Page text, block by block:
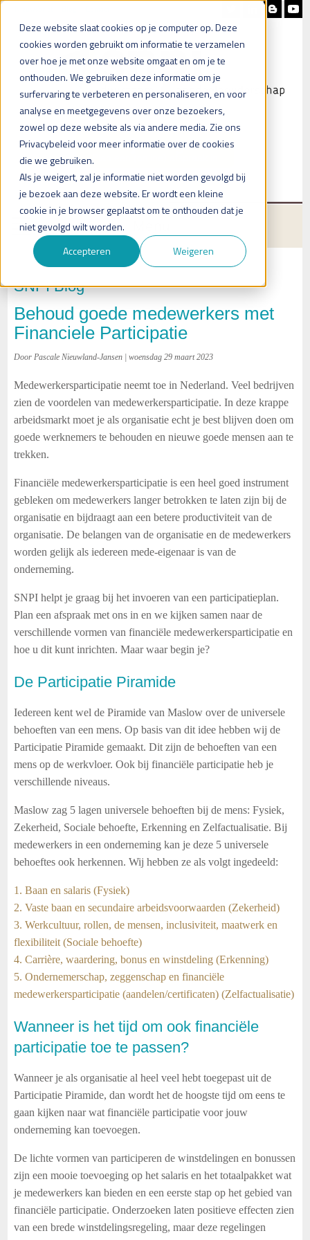
Deze website slaat cookies op je computer op. Deze
cookies worden gebruikt om informatie te verzamelen
over hoe je met onze website omgaat en om je te
onthouden. We gebruiken deze informatie om je
surfervaring te verbeteren en personaliseren, en voor
analyse en meetgegevens over onze bezoekers,
zowel op deze website als via andere media. Zie ons
Privacybeleid voor meer informatie over de cookies
die we gebruiken.
Als je weigert, zal je informatie niet worden gevolgd bij
je bezoek aan deze website. Er wordt een kleine
cookie in je browser geplaatst om te onthouden dat je
niet gevolgd wilt worden.
Accepteren
Weigeren
Heb je vragen?
SNPI Blog
Behoud goede medewerkers met
Financiele Participatie
Door Pascale Nieuwland-Jansen | woensdag 29 maart 2023
Medewerkersparticipatie neemt toe in Nederland. Veel bedrijven
zien de voordelen van medewerkersparticipatie. In deze krappe
arbeidsmarkt moet je als organisatie echt je best blijven doen om
goede werknemers te behouden en nieuwe goede mensen aan te
trekken.
Financiële medewerkersparticipatie is een heel goed instrument
gebleken om medewerkers langer betrokken te laten zijn bij de
organisatie en bijdraagt aan een betere productiviteit van de
organisatie. De belangen van de organisatie en de medewerkers
worden gelijk als iedereen mede-eigenaar is van de
onderneming.
SNPI helpt je graag bij het invoeren van een participatieplan.
Plan een afspraak met ons in en we kijken samen naar de
verschillende vormen van financiële medewerkersparticipatie en
hoe u dit kunt inrichten. Maar waar begin je?
De Participatie Piramide
Iedereen kent wel de Piramide van Maslow over de universele
behoeften van een mens. Op basis van dit idee hebben wij de
Participatie Piramide gemaakt. Dit zijn de behoeften van een
mens op de werkvloer. Ook bij financiële participatie heb je
verschillende niveaus.
Maslow zag 5 lagen universele behoeften bij de mens: Fysiek,
Zekerheid, Sociale behoefte, Erkenning en Zelfactualisatie. Bij
medewerkers in een onderneming kan je deze 5 universele
behoeftes ook herkennen. Wij hebben ze als volgt ingedeeld:
1. Baan en salaris (Fysiek)
2. Vaste baan en secundaire arbeidsvoorwaarden (Zekerheid)
3. Werkcultuur, rollen, de mensen, inclusiviteit, maatwerk en
flexibiliteit (Sociale behoefte)
4. Carrière, waardering, bonus en winstdeling (Erkenning)
5. Ondernemerschap, zeggenschap en financiële
medewerkersparticipatie (aandelen/certificaten) (Zelfactualisatie)
Wanneer is het tijd om ook financiële
participatie toe te passen?
Wanneer je als organisatie al heel veel hebt toegepast uit de
Participatie Piramide, dan wordt het de hoogste tijd om eens te
gaan kijken naar wat financiële participatie voor jouw
onderneming kan toevoegen.
De lichte vormen van participeren de winstdelingen en bonussen
zijn een mooie toevoeging op het salaris en het totaalpakket wat
je medewerkers kan bieden en een eerste stap op het gebied van
financiële participatie. Onderzoeken laten positieve effecten zien
van een brede winstdelingsregeling, maar deze regelingen